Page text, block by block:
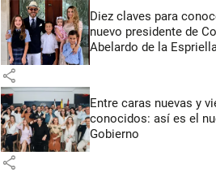
Diez claves para
nuevo presidente de
Abelardo de la
share
Entre caras nuevas y
conocidos: así es el
Gobierno
share